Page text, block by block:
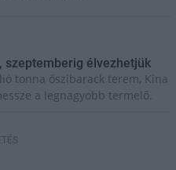
szeptemberig élvezhetjük
tonna őszibarack terem, Kína
a legnagyobb termelő.